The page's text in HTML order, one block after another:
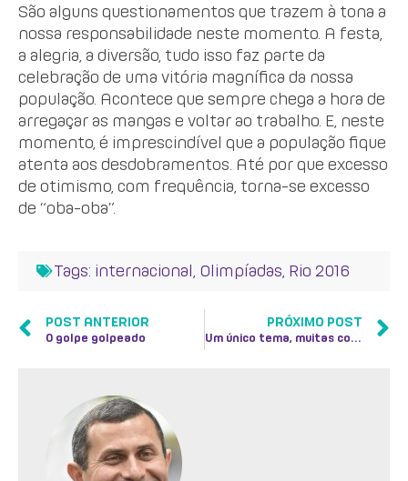
São alguns questionamentos que trazem à tona a
nossa responsabilidade neste momento. A festa,
a alegria, a diversão, tudo isso faz parte da
celebração de uma vitória magnífica da nossa
população. Acontece que sempre chega a hora de
arregaçar as mangas e voltar ao trabalho. E, neste
momento, é imprescindível que a população fique
atenta aos desdobramentos. Até por que excesso
de otimismo, com frequência, torna-se excesso
de “oba-oba”.
Tags: internacional Olimpíadas Rio 2016
POST ANTERIOR
O golpe golpeado
PRÓXIMO POST
Um único tema, muitas consequências.